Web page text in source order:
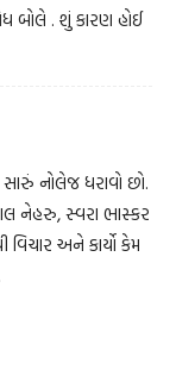
બોલે . શું કારણ હોઈ
નોલેજ ધરાવો છો.
નેહરુ, સ્વરા ભાસ્કર
વિચાર અને કાર્યો કેમ